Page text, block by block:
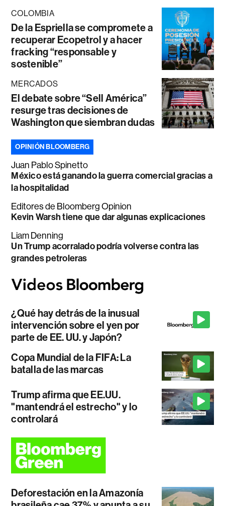
COLOMBIA
De la Espriella se compromete a
recuperar Ecopetrol y a hacer
fracking “responsable y
sostenible”
MERCADOS
El debate sobre “Sell América”
resurge tras decisiones de
Washington que siembran dudas
OPINIÓN BLOOMBERG
Juan Pablo Spinetto
México está ganando la guerra comercial gracias a
la hospitalidad
Editores de Bloomberg Opinion
Kevin Warsh tiene que dar algunas explicaciones
Liam Denning
Un Trump acorralado podría volverse contra las
grandes petroleras
¿Qué hay detrás de la inusual
intervención sobre el yen por
parte de EE. UU. y Japón?
Copa Mundial de la FIFA: La
batalla de las marcas
Trump afirma que EE.UU.
"mantendrá el estrecho" y lo
controlará
Deforestación en la Amazonía